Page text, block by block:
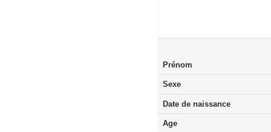
Prénom
Sexe
Date de naissance
Age